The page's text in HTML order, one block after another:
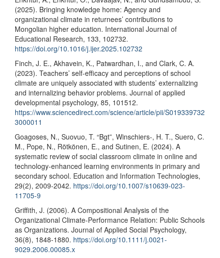
(2025). Bringing knowledge home: Agency and
organizational climate in returnees’ contributions to
Mongolian higher education. International Journal of
Educational Research, 133, 102732.
https://doi.org/10.1016/j.ijer.2025.102732
Finch, J. E., Akhavein, K., Patwardhan, I., and Clark, C. A.
(2023). Teachers’ self-efficacy and perceptions of school
climate are uniquely associated with students’ externalizing
and internalizing behavior problems. Journal of applied
developmental psychology, 85, 101512.
https://www.sciencedirect.com/science/article/pii/S019339732
3000011
Goagoses, N., Suovuo, T. “Bgt”, Winschiers-, H. T., Suero, C.
M., Pope, N., Rötkönen, E., and Sutinen, E. (2024). A
systematic review of social classroom climate in online and
technology-enhanced learning environments in primary and
secondary school. Education and Information Technologies,
29(2), 2009-2042. https://doi.org/10.1007/s10639-023-
11705-9
Griffith, J. (2006). A Compositional Analysis of the
Organizational Climate‐Performance Relation: Public Schools
as Organizations. Journal of Applied Social Psychology,
36(8), 1848-1880. https://doi.org/10.1111/j.0021-
9029.2006.00085.x